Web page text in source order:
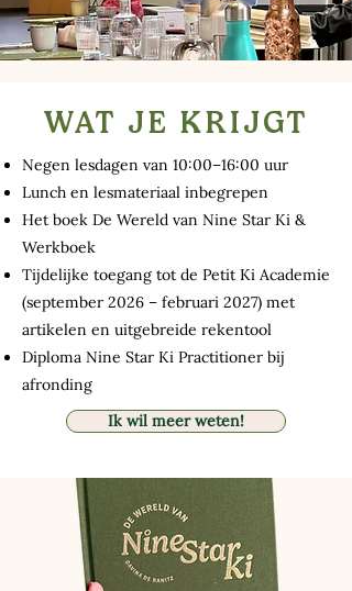
WAT JE KRIJGT
Negen lesdagen van 10:00–16:00 uur
Lunch en lesmateriaal inbegrepen
Het boek De Wereld van Nine Star Ki &
Werkboek
Tijdelijke toegang tot de Petit Ki Academie
(september 2026 – februari 2027) met
artikelen en uitgebreide rekentool
Diploma Nine Star Ki Practitioner bij
afronding
Ik wil meer weten!